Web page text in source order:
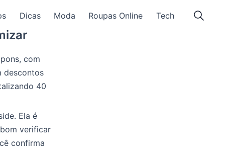
Dicas Moda Roupas Online Tech
com
descontos
40
Ela é
verificar
confirma